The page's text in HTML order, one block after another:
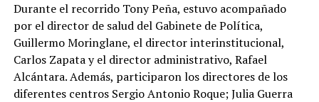
Durante el recorrido Tony Peña, estuvo acompañado
por el director de salud del Gabinete de Política,
Guillermo Moringlane, el director interinstitucional,
Carlos Zapata y el director administrativo, Rafael
Alcántara. Además, participaron los directores de los
diferentes centros Sergio Antonio Roque; Julia Guerra